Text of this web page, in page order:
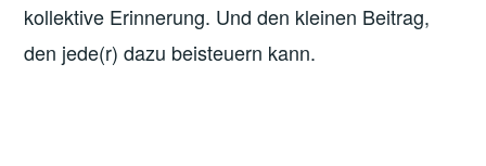
kollektive Erinnerung. Und den kleinen Beitrag,
den jede(r) dazu beisteuern kann.